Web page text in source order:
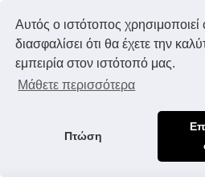
Αυτός ο ιστότοπος
διασφαλίσει ότι θα έχετε την
εμπειρία στον ιστότοπό μας.
Μάθετε περισσότερα
Πτώση